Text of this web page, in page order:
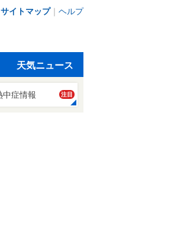
サイトマップ｜ ヘルプ
天気ニュース
中症情報 注目